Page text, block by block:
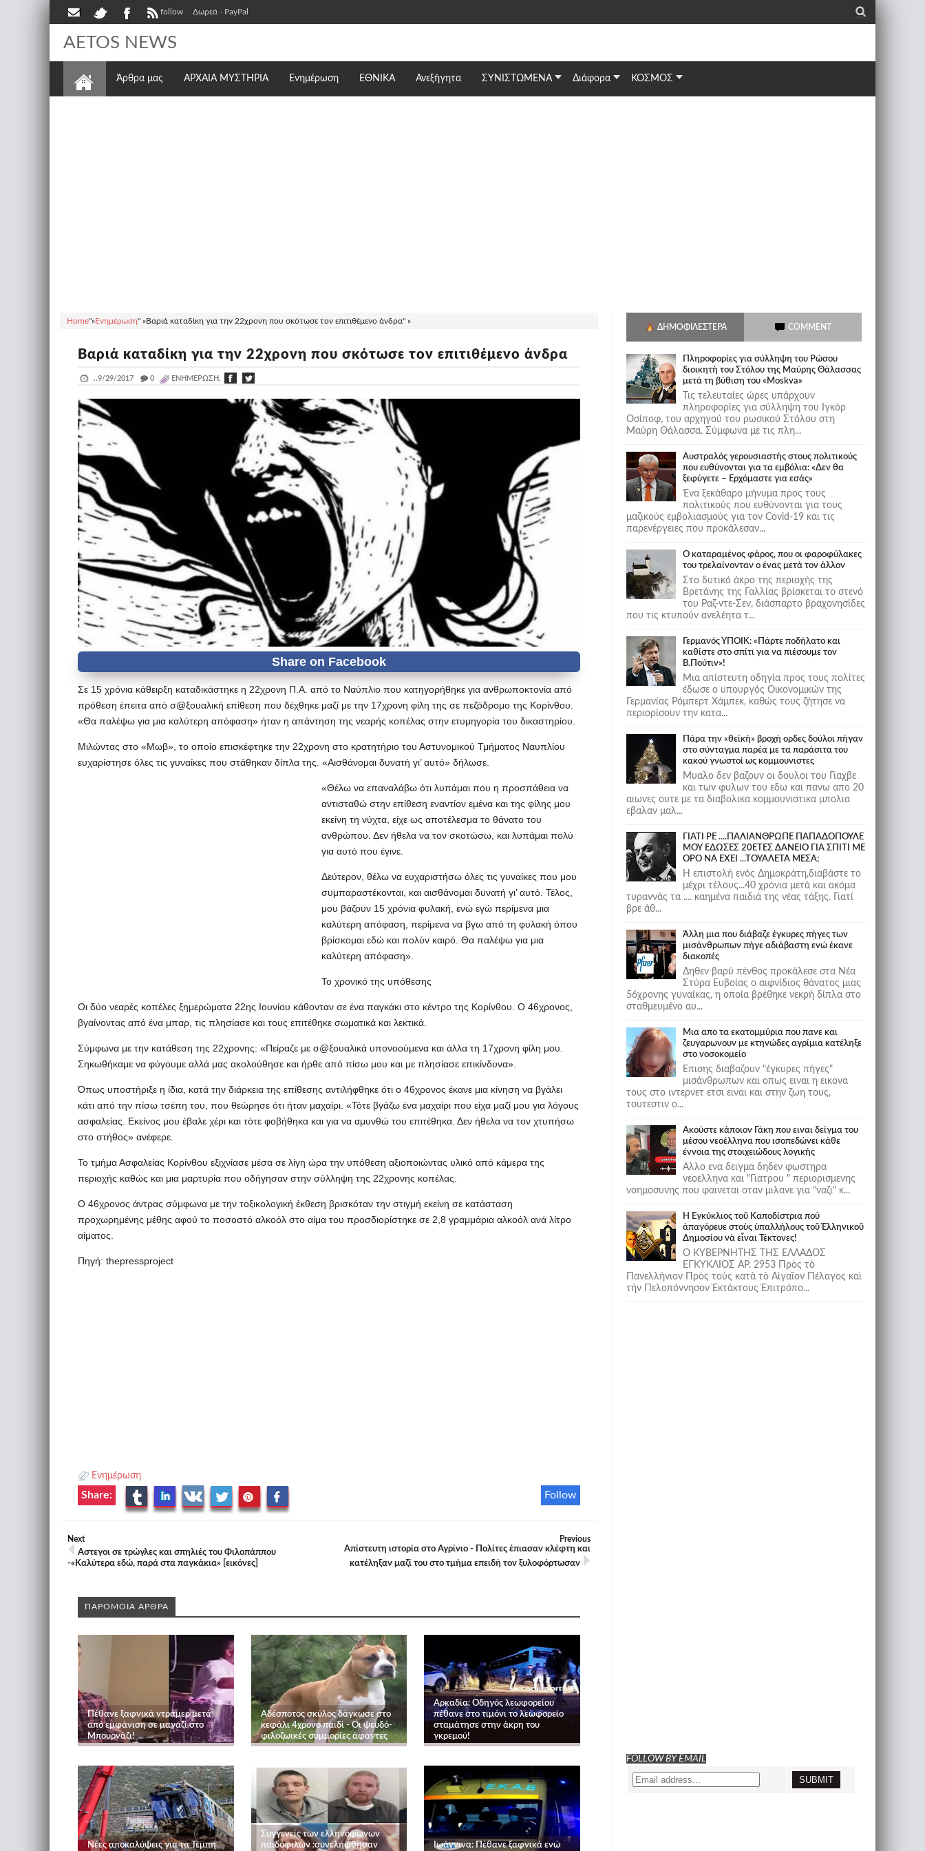
follow Δωρεά - PayPal _
AETOS NEWS
Άρθρα μας ΑΡΧΑΙΑ ΜΥΣΤΗΡΙΑ Ενημέρωση ΕΘΝΙΚΆ Ανεξήγητα ΣΥΝΙΣΤΩΜΕΝΑ Διάφορα ΚΟΣΜΟΣ
Home"»Ενημέρωση" »Βαριά καταδίκη για την 22χρονη που σκότωσε τον επιτιθέμενο άνδρα" »
Βαριά καταδίκη για την 22χρονη που σκότωσε τον επιτιθέμενο άνδρα
..9/29/2017 _ 0 ΕΝΗΜΈΡΩΣΗ,
Σε 15 χρόνια κάθειρξη καταδικάστηκε η 22χρονη Π.Α. από το Ναύπλιο που κατηγορήθηκε για ανθρωποκτονία από
πρόθεση έπειτα από σ@ξουαλική επίθεση που δέχθηκε μαζί με την 17χρονη φίλη της σε πεζόδρομο της Κορίνθου.
«Θα παλέψω για μια καλύτερη απόφαση» ήταν η απάντηση της νεαρής κοπέλας στην ετυμηγορία του δικαστηρίου.
Μιλώντας στο «Μωβ», το οποίο επισκέφτηκε την 22χρονη στο κρατητήριο του Αστυνομικού Τμήματος Ναυπλίου
ευχαρίστησε όλες τις γυναίκες που στάθηκαν δίπλα της. «Αισθάνομαι δυνατή γι’ αυτό» δήλωσε.
«Θέλω να επαναλάβω ότι λυπάμαι που η προσπάθεια να
αντισταθώ στην επίθεση εναντίον εμένα και της φίλης μου
εκείνη τη νύχτα, είχε ως αποτέλεσμα το θάνατο του
ανθρώπου. Δεν ήθελα να τον σκοτώσω, και λυπάμαι πολύ
για αυτό που έγινε.
Δεύτερον, θέλω να ευχαριστήσω όλες τις γυναίκες που μου
συμπαραστέκονται, και αισθάνομαι δυνατή γι’ αυτό. Τέλος,
μου βάζουν 15 χρόνια φυλακή, ενώ εγώ περίμενα μια
καλύτερη απόφαση, περίμενα να βγω από τη φυλακή όπου
βρίσκομαι εδώ και πολύν καιρό. Θα παλέψω για μια
καλύτερη απόφαση».
Το χρονικό της υπόθεσης
Οι δύο νεαρές κοπέλες ξημερώματα 22ης Ιουνίου κάθονταν σε ένα παγκάκι στο κέντρο της Κορίνθου. Ο 46χρονος,
βγαίνοντας από ένα μπαρ, τις πλησίασε και τους επιτέθηκε σωματικά και λεκτικά.
Σύμφωνα με την κατάθεση της 22χρονης: «Πείραζε με σ@ξουαλικά υπονοούμενα και άλλα τη 17χρονη φίλη μου.
Σηκωθήκαμε να φύγουμε αλλά μας ακολούθησε και ήρθε από πίσω μου και με πλησίασε επικίνδυνα».
Όπως υποστήριξε η ίδια, κατά την διάρκεια της επίθεσης αντιλήφθηκε ότι ο 46χρονος έκανε μια κίνηση να βγάλει
κάτι από την πίσω τσέπη του, που θεώρησε ότι ήταν μαχαίρι. «Τότε βγάζω ένα μαχαίρι που είχα μαζί μου για λόγους
ασφαλείας. Εκείνος μου έβαλε χέρι και τότε φοβήθηκα και για να αμυνθώ του επιτέθηκα. Δεν ήθελα να τον χτυπήσω
στο στήθος» ανέφερε.
Το τμήμα Ασφαλείας Κορίνθου εξιχνίασε μέσα σε λίγη ώρα την υπόθεση αξιοποιώντας υλικό από κάμερα της
περιοχής καθώς και μια μαρτυρία που οδήγησαν στην σύλληψη της 22χρονης κοπέλας.
Ο 46χρονος άντρας σύμφωνα με την τοξικολογική έκθεση βρισκόταν την στιγμή εκείνη σε κατάσταση
προχωρημένης μέθης αφού το ποσοστό αλκοόλ στο αίμα του προσδιορίστηκε σε 2,8 γραμμάρια αλκοόλ ανά λίτρο
αίματος.
Πηγή: thepressproject
Ενημέρωση
Follow
Share:
Next
Αστεγοι σε τρώγλες και σπηλιές του Φιλοπάππου
-«Καλύτερα εδώ, παρά στα παγκάκια» [εικόνες]
Previous
Απίστευτη ιστορία στο Αγρίνιο - Πολίτες έπιασαν κλέφτη και
κατέληξαν μαζί του στο τμήμα επειδή τον ξυλοφόρτωσαν
ΠΑΡΟΜΟΙΑ ΑΡΘΡΑ
Πέθανε ξαφνικά ντράμερ μετά
από εμφάνιση σε μαγαζί στο
Μπουρνάζι!
Αδέσποτος σκύλος δάγκωσε στο
κεφάλι 4χρονο παιδί - Οι ψευδό-
φιλοζωικές συμμορίες άφαντες
Αρκαδία: Οδηγός λεωφορείου
πέθανε στο τιμόνι το λεωφορείο
σταμάτησε στην άκρη του
γκρεμού!
Νέες αποκαλύψεις για τα Τέμπη
Συγγενείς των ελληνόφωνων
παιδόφιλων :συνελήφθησαν
Ιωάννινα: Πέθανε ξαφνικά ενώ
ΔΗΜΟΦΙΛΈΣΤΕΡΑ COMMENT
Πληροφορίες για σύλληψη του Ρώσου
διοικητή του Στόλου της Mαύρης Θάλασσας
μετά τη βύθιση του «Moskva»
Τις τελευταίες ώρες υπάρχουν
πληροφορίες για σύλληψη του Ιγκόρ
Οσίποφ, του αρχηγού του ρωσικού Στόλου στη
Μαύρη Θάλασσα. Σύμφωνα με τις πλη...
Αυστραλός γερουσιαστής στους πολιτικούς
που ευθύνονται για τα εμβόλια: «Δεν θα
ξεφύγετε – Ερχόμαστε για εσάς»
Ένα ξεκάθαρο μήνυμα προς τους
πολιτικούς που ευθύνονται για τους
μαζικούς εμβολιασμούς για τον Covid-19 και τις
παρενέργειες που προκάλεσαν...
Ο καταραμένος φάρος, που οι φαροφύλακες
του τρελαίνονταν ο ένας μετά τον άλλον
Στο δυτικό άκρο της περιοχής της
Βρετάνης της Γαλλίας βρίσκεται το στενό
του Ραζ-ντε-Σεν, διάσπαρτο βραχονησίδες
που τις κτυπούν ανελέητα τ...
Γερμανός ΥΠΟΙΚ: «Πάρτε ποδήλατο και
καθίστε στο σπίτι για να πιέσουμε τον
Β.Πούτιν»!
Μια απίστευτη οδηγία προς τους πολίτες
έδωσε ο υπουργός Οικονομικών της
Γερμανίας Ρόμπερτ Χάμπεκ, καθώς τους ζήτησε να
περιορίσουν την κατα...
Πάρα την «θεϊκή» βροχή ορδες δούλοι πήγαν
στο σύνταγμα παρέα με τα παράσιτα του
κακού γνωστοί ως κομμουνιστες
Μυαλο δεν βαζουν οι δουλοι του Γιαχβε
και των φυλων του εδω και πανω απο 20
αιωνες ουτε με τα διαβολικα κομμουνιστικα μπολια
εβαλαν μαλ...
ΓΙΑΤΙ ΡΕ ....ΠΑΛΙΑΝΘΡΩΠΕ ΠΑΠΑΔΟΠΟΥΛΕ
ΜΟΥ ΕΔΩΣΕΣ 20ΕΤΕΣ ΔΑΝΕΙΟ ΓΙΑ ΣΠΙΤΙ ΜΕ
ΟΡΟ ΝΑ ΕΧΕΙ ...ΤΟΥΑΛΕΤΑ ΜΕΣΑ;
Η επιστολή ενός Δημοκράτη,διαβάστε το
μέχρι τέλους...40 χρόνια μετά και ακόμα
τυραννάς τα .... καημένα παιδιά της νέας τάξης. Γιατί
βρε άθ...
Άλλη μια που διάβαζε έγκυρες πήγες των
μισάνθρωπων πήγε αδιάβαστη ενώ έκανε
διακοπές
Δηθεν βαρύ πένθος προκάλεσε στα Νέα
Στύρα Ευβοίας ο αιφνίδιος θάνατος μιας
56χρονης γυναίκας, η οποία βρέθηκε νεκρή δίπλα στο
σταθμευμένο αυ...
Μια απο τα εκατομμύρια που πανε και
ζευγαρωνουν με κτηνώδες αγρίμια κατέληξε
στο νοσοκομείο
Επισης διαβαζουν "έγκυρες πήγες"
μισάνθρωπων και οπως ειναι η εικονα
τους στο ιντερνετ ετσι ειναι και στην ζωη τους,
τουτεστιν ο...
Ακούστε κάποιον Γάκη που ειναι δείγμα του
μέσου νεοέλληνα που ισοπεδώνει κάθε
έννοια της στοιχειώδους λογικής
Αλλο ενα δειγμα δηδεν φωστηρα
νεοελληνα και "Γιατρου " περιορισμενης
νοημοσυνης που φαινεται οταν μιλανε για "ναζι" κ...
Ἡ Ἐγκύκλιος τοῦ Καποδίστρια ποὺ
ἀπαγόρευε στοὺς ὑπαλλήλους τοῦ Ἑλληνικοῦ
Δημοσίου νὰ εἶναι Τέκτονες!
Ο ΚΥΒΕΡΝΗΤΗΣ ΤΗΣ ΕΛΛΑΔΟΣ
ΕΓΚΥΚΛΙΟΣ ΑΡ. 2953 Πρὸς τὸ
Πανελλήνιον Πρὸς τοὺς κατὰ τὸ Αἰγαῖον Πέλαγος καὶ
τὴν Πελοπόννησον Ἐκτάκτους Ἐπιτρόπο...
FOLLOW BY EMAIL